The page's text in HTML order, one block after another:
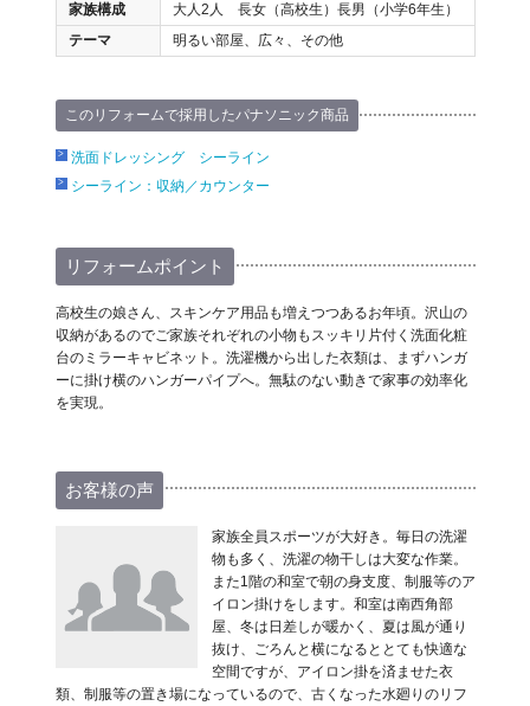
家族構成
大人2人 長女（高校生）長男（小学6年生）
テーマ
明るい部屋、広々、その他
このリフォームで採用したパナソニック商品
洗面ドレッシング シーライン
シーライン：収納／カウンター
リフォームポイント
高校生の娘さん、スキンケア用品も増えつつあるお年頃。沢山の
収納があるのでご家族それぞれの小物もスッキリ片付く洗面化粧
台のミラーキャビネット。洗濯機から出した衣類は、まずハンガ
ーに掛け横のハンガーパイプへ。無駄のない動きで家事の効率化
を実現。
お客様の声
家族全員スポーツが大好き。毎日の洗濯
物も多く、洗濯の物干しは大変な作業。
また1階の和室で朝の身支度、制服等のア
イロン掛けをします。和室は南西角部
屋、冬は日差しが暖かく、夏は風が通り
抜け、ごろんと横になるととても快適な
空間ですが、アイロン掛を済ませた衣
類、制服等の置き場になっているので、古くなった水廻りのリフ